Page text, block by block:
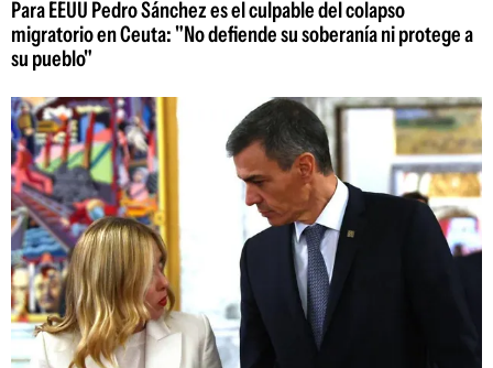
Para EEUU Pedro Sánchez es el culpable del colapso
migratorio en Ceuta: "No defiende su soberanía ni protege a
su pueblo"